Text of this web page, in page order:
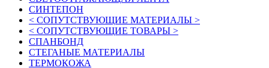
СИНТЕПОН
< СОПУТСТВУЮЩИЕ МАТЕРИАЛЫ >
< СОПУТСТВУЮЩИЕ ТОВАРЫ >
СПАНБОНД
СТЕГАНЫЕ МАТЕРИАЛЫ
ТЕРМОКОЖА